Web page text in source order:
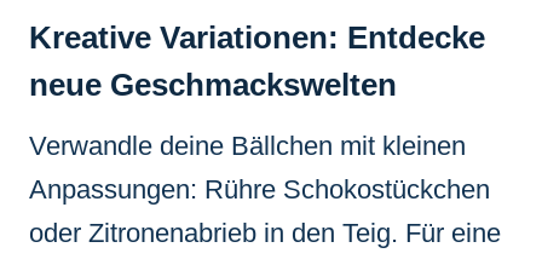
Kreative Variationen: Entdecke
neue Geschmackswelten
Verwandle deine Bällchen mit kleinen
Anpassungen: Rühre Schokostückchen
oder Zitronenabrieb in den Teig. Für eine